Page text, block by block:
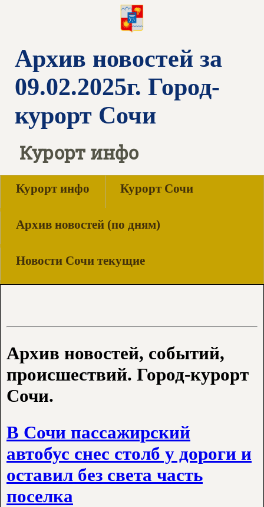
Архив новостей за
09.02.2025г. Город-
курорт Сочи
Курорт инфо
Курорт инфо Курорт Сочи
Архив новостей (по дням)
Новости Сочи текущие
Архив новостей, событий,
происшествий. Город-курорт
Сочи.
В Сочи пассажирский
автобус снес столб у дороги и
оставил без света часть
поселка